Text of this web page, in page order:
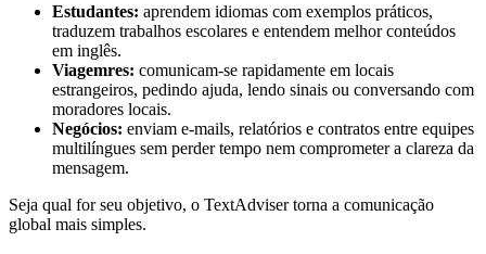
Estudantes: aprendem idiomas com exemplos práticos,
traduzem trabalhos escolares e entendem melhor conteúdos
em inglês.
Viagemres: comunicam-se rapidamente em locais
estrangeiros, pedindo ajuda, lendo sinais ou conversando com
moradores locais.
Negócios: enviam e-mails, relatórios e contratos entre equipes
multilíngues sem perder tempo nem comprometer a clareza da
mensagem.
Seja qual for seu objetivo, o TextAdviser torna a comunicação
global mais simples.